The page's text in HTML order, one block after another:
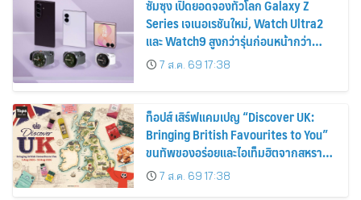
ซัมซุง เปิดยอดจองทั่วโลก Galaxy Z
Series เจเนอเรชันใหม่, Watch Ultra2
และ Watch9 สูงกว่ารุ่นก่อนหน้ากว่า
30%7 ส.ค. 69 17:38
ท็อปส์ เสิร์ฟแคมเปญ “Discover UK:
Bringing British Favourites to You”
ขนทัพของอร่อยและไอเท็มฮิตจากสหราช
อาณาจักร ส่งตรงถึงมือตั้งแต่วันนี้ – 18
สิงหาคมนี้
7 ส.ค. 69 17:38